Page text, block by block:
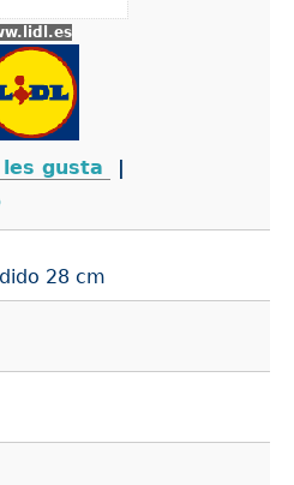
les gusta
|
28 cm